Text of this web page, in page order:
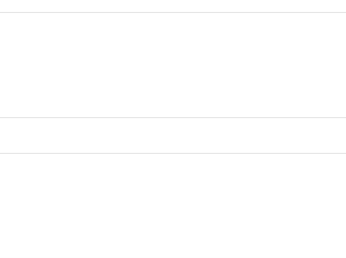
もり以外の故障個所がある場合もございま
さい。WEB予約は24時間受付を行っており
いただくのが確実です。ご理解とご協力を